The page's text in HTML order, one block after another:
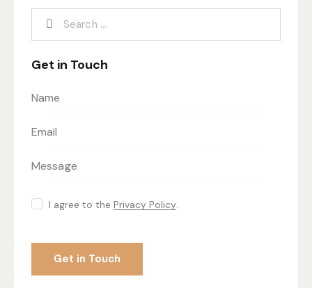
Search for:
Get in Touch
I agree to thePrivacy Policy.